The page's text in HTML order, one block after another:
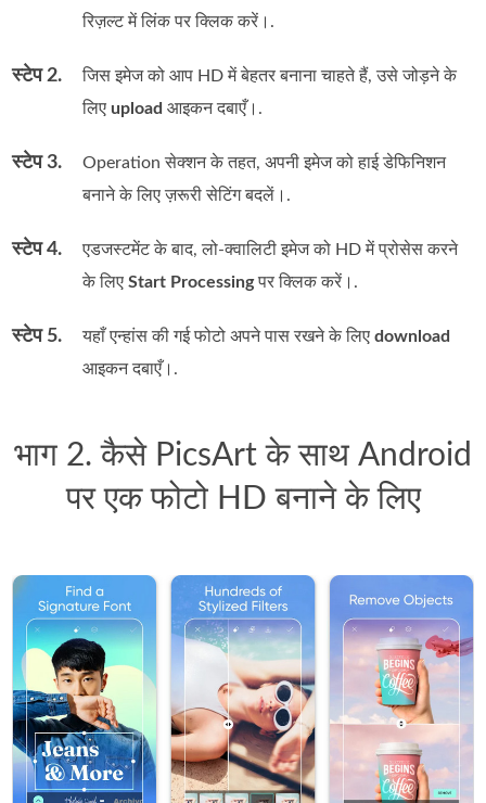
रिज़ल्ट में लिंक पर क्लिक करें।.
स्टेप 2.
जिस इमेज को आप HD में बेहतर बनाना चाहते हैं, उसे जोड़ने के
लिए upload आइकन दबाएँ।.
स्टेप 3.
Operation सेक्शन के तहत, अपनी इमेज को हाई डेफिनिशन
बनाने के लिए ज़रूरी सेटिंग बदलें।.
स्टेप 4.
एडजस्टमेंट के बाद, लो‑क्वालिटी इमेज को HD में प्रोसेस करने
के लिएStart Processingपर क्लिक करें।.
स्टेप 5. यहाँ एन्हांस की गई फोटो अपने पास रखने के लिएdownload
आइकन दबाएँ।.
भाग 2. कैसे PicsArt के साथ Android
पर एक फोटो HD बनाने के लिए